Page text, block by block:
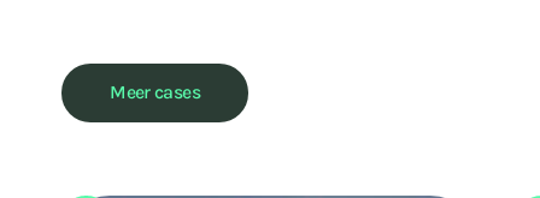
Meer cases